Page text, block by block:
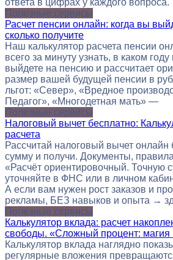
ответа в цифрах у каждого вопроса.
Полезные сервисы
Расчет пенсии онлайн: когда вы
сколько получите
Наш калькулятор расчета пенсии
всего за минуту узнать, в каком
выйдете на пенсию и рассчитает
размер вашей будущей пенсии в
льгот: «Север», «Вредное
Педагог», «Многодетная мать» —
Полезные сервисы
Налоговый вычет бесплатно:
расчета
Рассчитай налоговый вычет онлайн
сумму и получи. Документы,
«Расчёт ориентировочный. Точную
уточняйте в ФНС или в личном
А если вам нужен рост заказов и
рекламы, БЕЗ навыков и опыта →
Полезные сервисы
Калькулятор вклада: расчет
свободы. «Сложный процент: магия
Калькулятор вклада наглядно
регулярные вложения